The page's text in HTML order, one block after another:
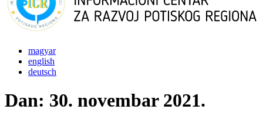
magyar
english
deutsch
Dan: 30. novembar 2021.